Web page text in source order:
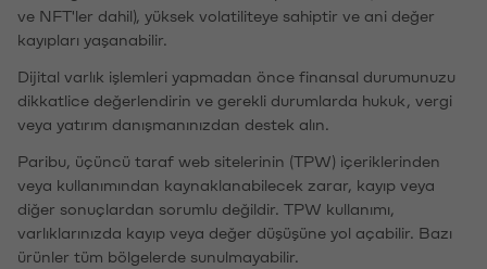
ve NFT'ler dahil), yüksek volatiliteye sahiptir ve ani değer
kayıpları yaşanabilir.
Dijital varlık işlemleri yapmadan önce finansal durumunuzu
dikkatlice değerlendirin ve gerekli durumlarda hukuk, vergi
veya yatırım danışmanınızdan destek alın.
Paribu, üçüncü taraf web sitelerinin (TPW) içeriklerinden
veya kullanımından kaynaklanabilecek zarar, kayıp veya
diğer sonuçlardan sorumlu değildir. TPW kullanımı,
varlıklarınızda kayıp veya değer düşüşüne yol açabilir. Bazı
ürünler tüm bölgelerde sunulmayabilir.